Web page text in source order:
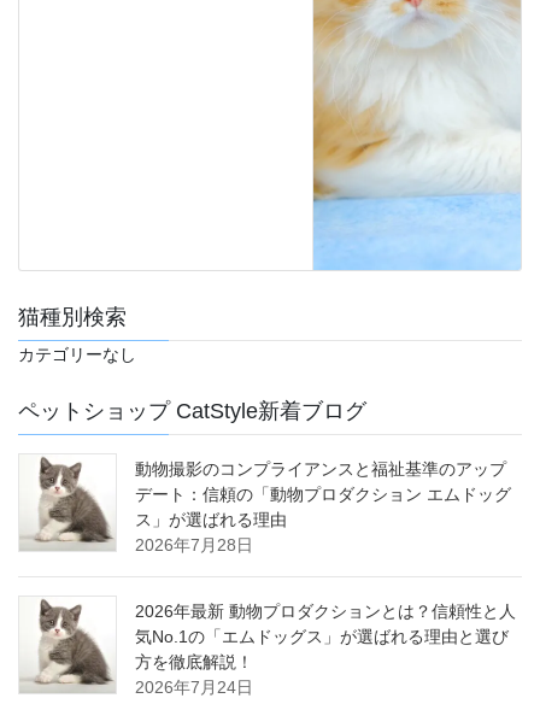
猫種別検索
カテゴリーなし
ペットショップ CatStyle新着ブログ
動物撮影のコンプライアンスと福祉基準のアップ
デート：信頼の「動物プロダクション エムドッグ
ス」が選ばれる理由
2026年7月28日
2026年最新 動物プロダクションとは？信頼性と人
気No.1の「エムドッグス」が選ばれる理由と選び
方を徹底解説！
2026年7月24日